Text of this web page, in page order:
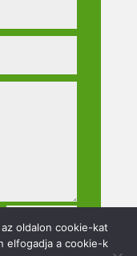
Küldés
oldalon cookie-kat
elfogadja a cookie-k